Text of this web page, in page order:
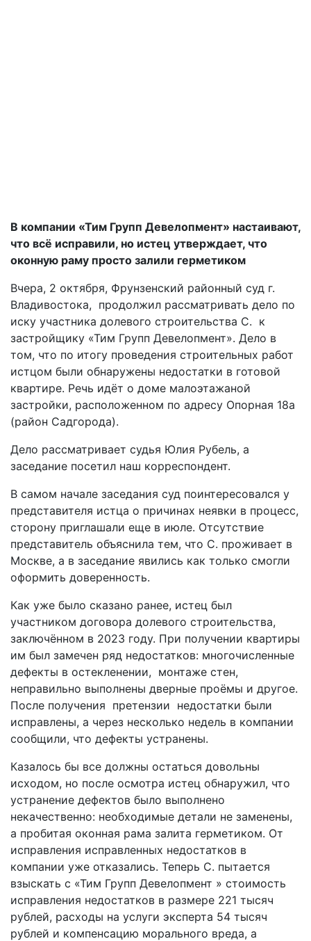
В компании «Тим Групп Девелопмент» настаивают,
что всё исправили, но истец утверждает, что
оконную раму просто залили герметиком
Вчера, 2 октября, Фрунзенский районный суд г.
Владивостока, продолжил рассматривать дело по
иску участника долевого строительства С. к
застройщику «Тим Групп Девелопмент». Дело в
том, что по итогу проведения строительных работ
истцом были обнаружены недостатки в готовой
квартире. Речь идёт о доме малоэтажаной
застройки, расположенном по адресу Опорная 18а
(район Садгорода).
Дело рассматривает судья Юлия Рубель, а
заседание посетил наш корреспондент.
В самом начале заседания суд поинтересовался у
представителя истца о причинах неявки в процесс,
сторону приглашали еще в июле. Отсутствие
представитель объяснила тем, что С. проживает в
Москве, а в заседание явились как только смогли
оформить доверенность.
Как уже было сказано ранее, истец был
участником договора долевого строительства,
заключённом в 2023 году. При получении квартиры
им был замечен ряд недостатков: многочисленные
дефекты в остекленении, монтаже стен,
неправильно выполнены дверные проёмы и другое.
После получения претензии недостатки были
исправлены, а через несколько недель в компании
сообщили, что дефекты устранены.
Казалось бы все должны остаться довольны
исходом, но после осмотра истец обнаружил, что
устранение дефектов было выполнено
некачественно: необходимые детали не заменены,
а пробитая оконная рама залита герметиком. От
исправления исправленных недостатков в
компании уже отказались. Теперь С. пытается
взыскать с «Тим Групп Девелопмент » стоимость
исправления недостатков в размере 221 тысяч
рублей, расходы на услуги эксперта 54 тысяч
рублей и компенсацию морального вреда, а